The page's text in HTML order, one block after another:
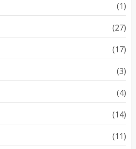
(1)
(27)
(17)
(3)
(4)
(14)
(11)